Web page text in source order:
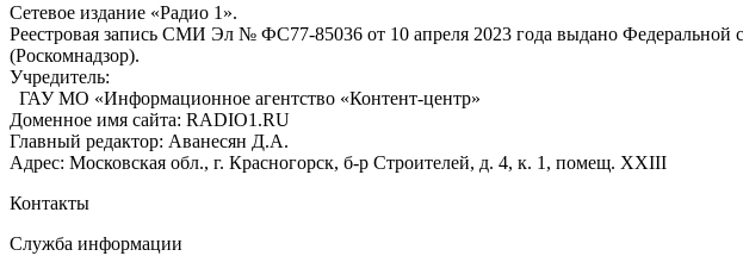
Сетевое издание «Радио 1».
Реестровая запись СМИ Эл № ФС77-85036 от 10 апреля 2023 года выдано
(Роскомнадзор).
Учредитель:
ГАУ МО «Информационное агентство «Контент-центр»
Доменное имя сайта: RADIO1.RU
Главный редактор: Аванесян Д.А.
Адрес: Московская обл., г. Красногорск, б-р Строителей, д. 4, к. 1, помещ. XXIII
Контакты
Служба информации